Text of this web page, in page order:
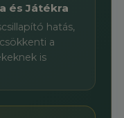
és Játékra
hatás,
a
is